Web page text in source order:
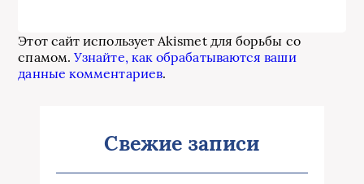
Этот сайт использует Akismet для борьбы со
спамом.Узнайте, как обрабатываются ваши
данные комментариев.
Свежие записи